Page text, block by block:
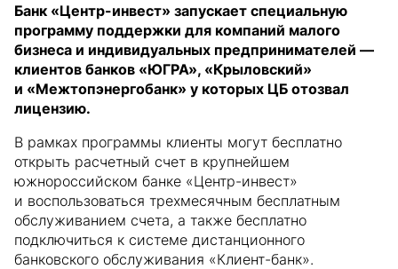
Банк «Центр-инвест» запускает специальную
программу поддержки для компаний малого
бизнеса и индивидуальных предпринимателей —
клиентов банков «ЮГРА», «Крыловский»
и «Межтопэнергобанк» у которых ЦБ отозвал
лицензию.
В рамках программы клиенты могут бесплатно
открыть расчетный счет в крупнейшем
южнороссийском банке «Центр-инвест»
и воспользоваться трехмесячным бесплатным
обслуживанием счета, а также бесплатно
подключиться к системе дистанционного
банковского обслуживания «Клиент-банк».